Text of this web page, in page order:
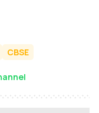
CBSE